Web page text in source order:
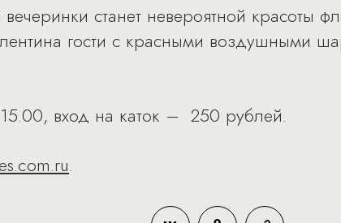
станет невероятной красоты
гости с красными воздушными
вход на каток – 250 рублей.
.